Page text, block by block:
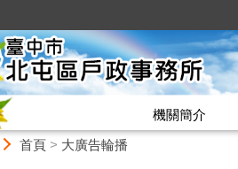
機關簡介
首頁> 大廣告輪播